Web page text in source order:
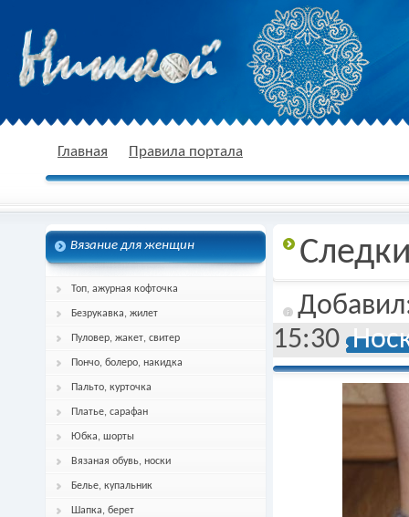
спицами, схема и описание
Главная Правила портала
Вязание для женщин
Топ, ажурная кофточка
Безрукавка, жилет
Пуловер, жакет, свитер
Пончо, болеро, накидка
Пальто, курточка
Платье, сарафан
Юбка, шорты
Вязаная обувь, носки
Белье, купальник
Шапка, берет
15:30